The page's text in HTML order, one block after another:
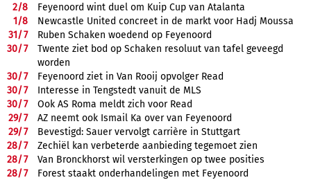
2/8
Feyenoord wint duel om Kuip Cup van Atalanta
1/8
Newcastle United concreet in de markt voor Hadj Moussa
31/7
Ruben Schaken woedend op Feyenoord
30/7
Twente ziet bod op Schaken resoluut van tafel geveegd
worden
30/7
Feyenoord ziet in Van Rooij opvolger Read
30/7
Interesse in Tengstedt vanuit de MLS
30/7
Ook AS Roma meldt zich voor Read
29/7
AZ neemt ook Ismail Ka over van Feyenoord
29/7
Bevestigd: Sauer vervolgt carrière in Stuttgart
28/7
Zechiël kan verbeterde aanbieding tegemoet zien
28/7
Van Bronckhorst wil versterkingen op twee posities
28/7
Forest staakt onderhandelingen met Feyenoord